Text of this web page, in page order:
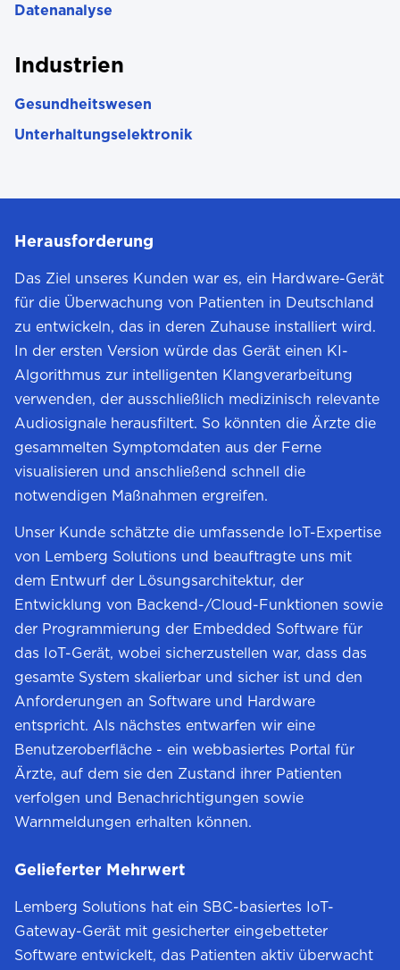
Datenanalyse
Industrien
Gesundheitswesen
Unterhaltungselektronik
Herausforderung
Das Ziel unseres Kunden war es, ein Hardware-Gerät
für die Überwachung von Patienten in Deutschland
zu entwickeln, das in deren Zuhause installiert wird.
In der ersten Version würde das Gerät einen KI-
Algorithmus zur intelligenten Klangverarbeitung
verwenden, der ausschließlich medizinisch relevante
Audiosignale herausfiltert. So könnten die Ärzte die
gesammelten Symptomdaten aus der Ferne
visualisieren und anschließend schnell die
notwendigen Maßnahmen ergreifen.
Unser Kunde schätzte die umfassende IoT-Expertise
von Lemberg Solutions und beauftragte uns mit
dem Entwurf der Lösungsarchitektur, der
Entwicklung von Backend-/Cloud-Funktionen sowie
der Programmierung der Embedded Software für
das IoT-Gerät, wobei sicherzustellen war, dass das
gesamte System skalierbar und sicher ist und den
Anforderungen an Software und Hardware
entspricht. Als nächstes entwarfen wir eine
Benutzeroberfläche - ein webbasiertes Portal für
Ärzte, auf dem sie den Zustand ihrer Patienten
verfolgen und Benachrichtigungen sowie
Warnmeldungen erhalten können.
Gelieferter Mehrwert
Lemberg Solutions hat ein SBC-basiertes IoT-
Gateway-Gerät mit gesicherter eingebetteter
Software entwickelt, das Patienten aktiv überwacht